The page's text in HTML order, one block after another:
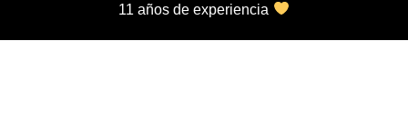
11 años de experiencia